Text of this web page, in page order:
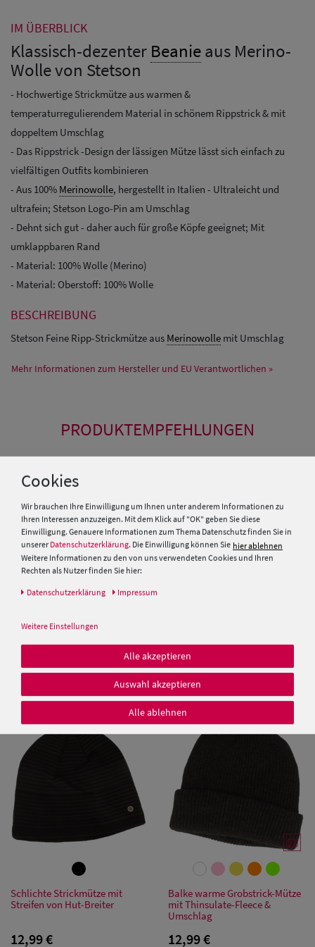
Damen
Sonnenschilder
IM ÜBERBLICK
Klassisch-dezenter Beanieaus Merino-
Wolle von Stetson
- Hochwertige Strickmütze aus warmen &
temperaturregulierendem Material in schönem Rippstrick & mit
doppeltem Umschlag
- Das Rippstrick -Design der lässigen Mütze lässt sich einfach zu
vielfältigen Outfits kombinieren
- Aus 100% Merinowolle, hergestellt in Italien - Ultraleicht und
ultrafein; Stetson Logo-Pin am Umschlag
- Dehnt sich gut - daher auch für große Köpfe geeignet; Mit
umklappbaren Rand
- Material: 100% Wolle (Merino)
- Material: Oberstoff: 100% Wolle
BESCHREIBUNG
Stetson Feine Ripp-Strickmütze aus Merinowolle mit Umschlag
Mehr Informationen zum Hersteller und EU Verantwortlichen »
PRODUKTEMPFEHLUNGEN
Fiebig Schild-Strickmütze mit
Rippen-Design
Balke glatte Strickmütze mit
Rollrand & Thinsulate-Futter
12,99 €
Schlichte Strickmütze mit
Streifen von Hut-Breiter
12,99 €
Balke warme Grobstrick-Mütze
mit Thinsulate-Fleece &
Umschlag
12,99 €
Cookies
Wir brauchen Ihre Einwilligung um Ihnen unter anderem Informationen zu
Ihren Interessen anzuzeigen. Mit dem Klick auf "OK" geben Sie diese
Einwilligung. Genauere Informationen zum Thema Datenschutz finden Sie in
unserer Datenschutzerklärung. Die Einwilligung können Sie hier ablehnen
Weitere Informationen zu den von uns verwendeten Cookies und Ihren
Rechten als Nutzer finden Sie hier:
Daten­schutz­erklärung Impressum
Weitere Einstellungen
Alle akzeptieren
Auswahl akzeptieren
Alle ablehnen